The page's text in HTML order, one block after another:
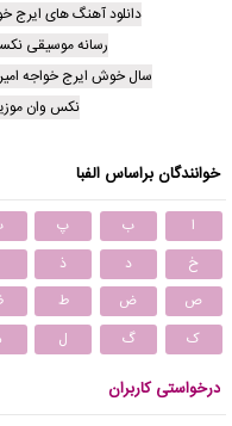
دانلود آهنگ های ایرج
رسانه موسیقی
سال خوش ایرج خواجه
نکس وان
خوانندگان براساس الفبا
ا ب پ
خ
د ذ
ص
ض ط
ک
گ ل
درخواستی کاربران